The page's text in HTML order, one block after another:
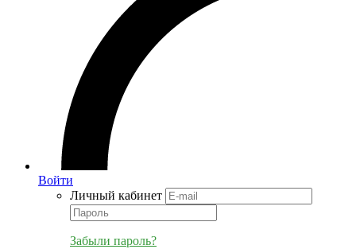
Войти
Личный кабинет
Забыли пароль?